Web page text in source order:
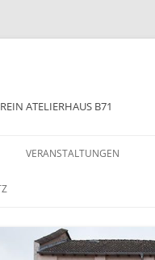
ATELIERHAUS B71
VERANSTALTUNGEN